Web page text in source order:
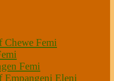
Chewe Femi
Femi
Empangeni Eleni